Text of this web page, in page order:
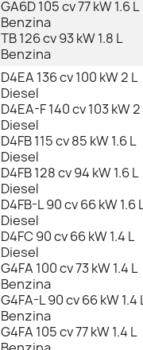
GA6D 105 cv 77 kW 1.6 L
Benzina
TB 126 cv 93 kW 1.8 L
Benzina
D4EA 136 cv 100 kW 2 L
Diesel
D4EA-F 140 cv 103 kW 2
Diesel
D4FB 115 cv 85 kW 1.6 L
Diesel
D4FB 128 cv 94 kW 1.6 L
Diesel
D4FB-L 90 cv 66 kW 1.6
Diesel
D4FC 90 cv 66 kW 1.4 L
Diesel
G4FA 100 cv 73 kW 1.4 L
Benzina
G4FA-L 90 cv 66 kW 1.4
Benzina
G4FA 105 cv 77 kW 1.4 L